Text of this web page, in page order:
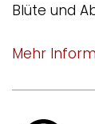
Blüte und
Mehr